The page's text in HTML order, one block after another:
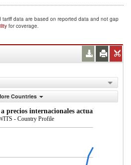
tariff data are based on reported data and not gap
for coverage.
Countries
precios internacionales actuales)
- Country Profile